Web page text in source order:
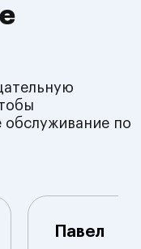
обслуживание по
Павел